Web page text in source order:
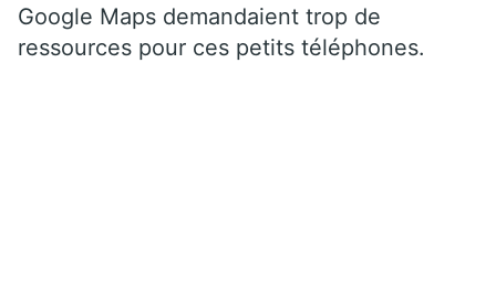
Google Maps demandaient trop de
ressources pour ces petits téléphones.